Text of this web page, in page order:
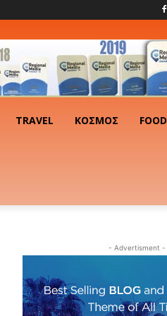
TRAVEL ΚΟΣΜΟΣ FOOD
- Advertisment -